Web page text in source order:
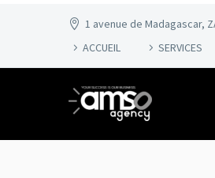
1 avenue de Madagascar,
ACCUEIL
SERVICES